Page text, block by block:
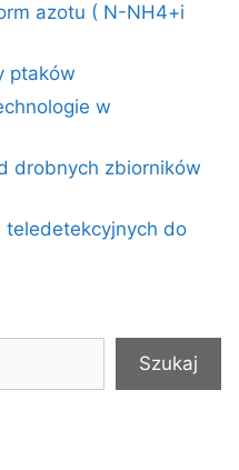
azotu ( N-NH4+i
ptaków
w
drobnych zbiorników
teledetekcyjnych do
Szukaj